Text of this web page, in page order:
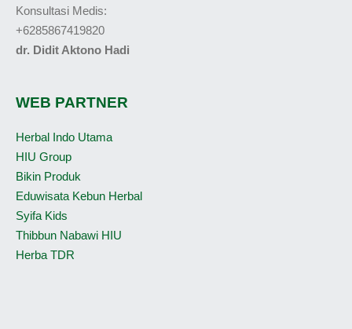
Konsultasi Medis:
+6285867419820
dr. Didit Aktono Hadi
WEB PARTNER
Herbal Indo Utama
HIU Group
Bikin Produk
Eduwisata Kebun Herbal
Syifa Kids
Thibbun Nabawi HIU
Herba TDR